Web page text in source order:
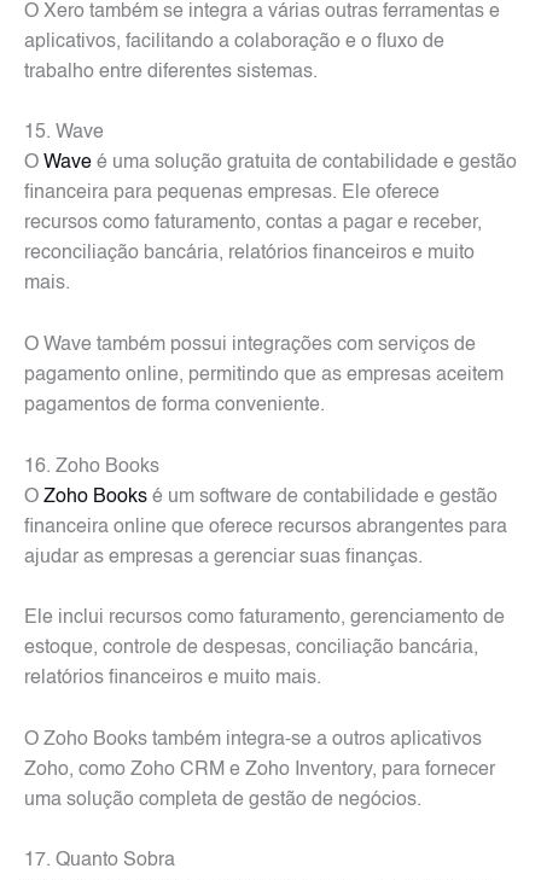
O Xero também se integra a várias outras ferramentas e
aplicativos, facilitando a colaboração e o fluxo de
trabalho entre diferentes sistemas.
15. Wave
O Wave é uma solução gratuita de contabilidade e gestão
financeira para pequenas empresas. Ele oferece
recursos como faturamento, contas a pagar e receber,
reconciliação bancária, relatórios financeiros e muito
mais.
O Wave também possui integrações com serviços de
pagamento online, permitindo que as empresas aceitem
pagamentos de forma conveniente.
16. Zoho Books
O Zoho Books é um software de contabilidade e gestão
financeira online que oferece recursos abrangentes para
ajudar as empresas a gerenciar suas finanças.
Ele inclui recursos como faturamento, gerenciamento de
estoque, controle de despesas, conciliação bancária,
relatórios financeiros e muito mais.
O Zoho Books também integra-se a outros aplicativos
Zoho, como Zoho CRM e Zoho Inventory, para fornecer
uma solução completa de gestão de negócios.
17. Quanto Sobra